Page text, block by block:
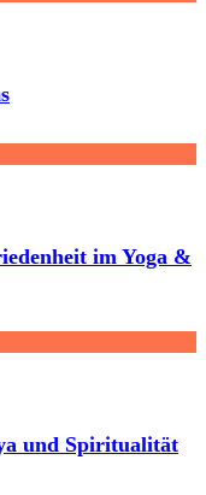
im Yoga &
und Spiritualität